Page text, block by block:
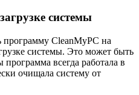
системы
программу CleanMyPC на
системы. Это может быть
всегда работала в
очищала систему от